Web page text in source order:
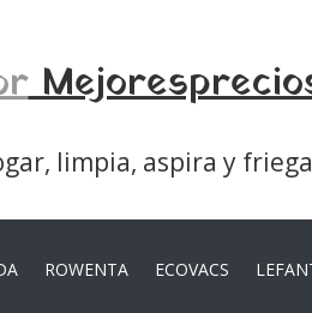
limpia, aspira y
ROWENTA ECOVACS